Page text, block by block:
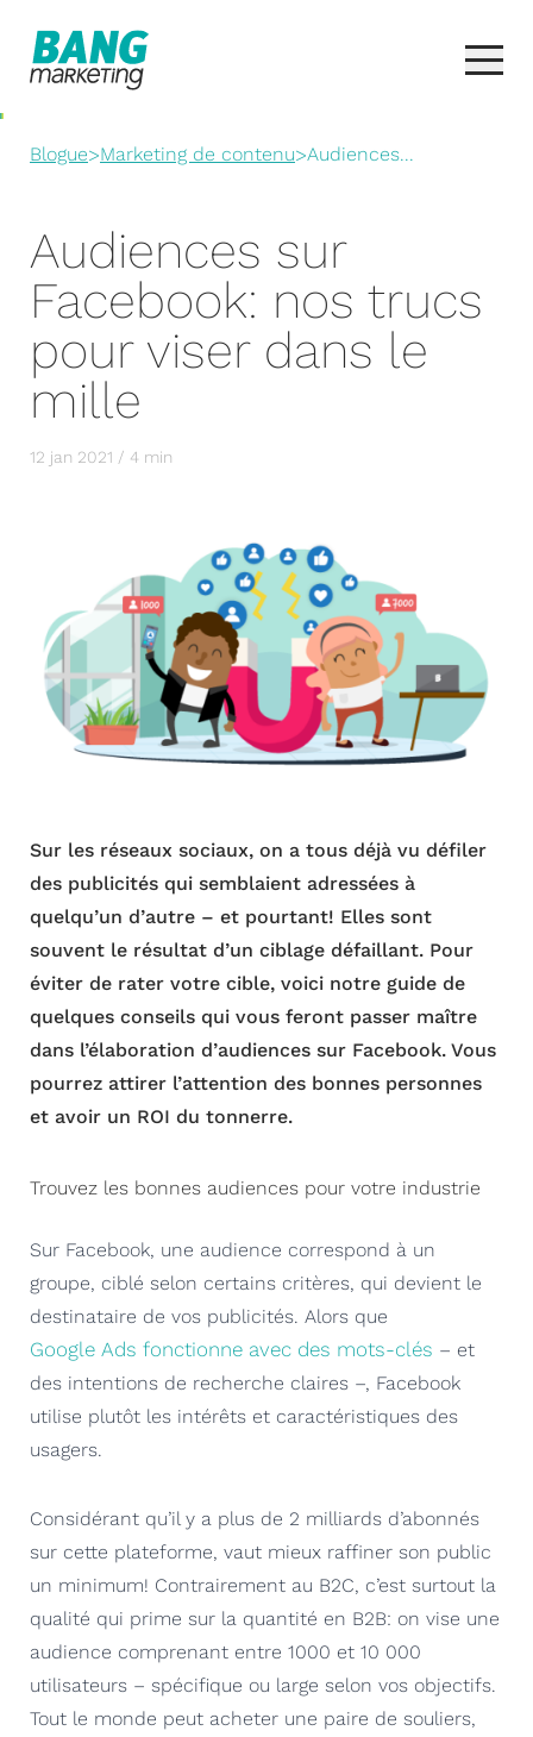
Blogue>Marketing de contenu>Audiences...
Audiences sur
Facebook: nos trucs
pour viser dans le
mille
12 jan 2021 / 4 min
Sur les réseaux sociaux, on a tous déjà vu défiler
des publicités qui semblaient adressées à
quelqu’un d’autre – et pourtant! Elles sont
souvent le résultat d’un ciblage défaillant. Pour
éviter de rater votre cible, voici notre guide de
quelques conseils qui vous feront passer maître
dans l’élaboration d’audiences sur Facebook. Vous
pourrez attirer l’attention des bonnes personnes
et avoir un ROI du tonnerre.
Trouvez les bonnes audiences pour votre industrie
Sur Facebook, une audience correspond à un
groupe, ciblé selon certains critères, qui devient le
destinataire de vos publicités. Alors que
Google Ads fonctionne avec des mots-clés – et
des intentions de recherche claires –, Facebook
utilise plutôt les intérêts et caractéristiques des
usagers.
Considérant qu’il y a plus de 2 milliards d’abonnés
sur cette plateforme, vaut mieux raffiner son public
un minimum! Contrairement au B2C, c’est surtout la
qualité qui prime sur la quantité en B2B: on vise une
audience comprenant entre 1000 et 10 000
utilisateurs – spécifique ou large selon vos objectifs.
Tout le monde peut acheter une paire de souliers,